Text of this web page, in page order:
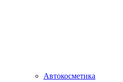
Автокосметика